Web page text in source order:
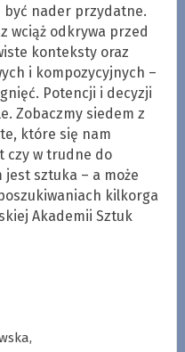
być nader przydatne.
wciąż odkrywa przed
konteksty oraz
i kompozycyjnych –
Potencji i decyzji
Zobaczmy siedem z
które się nam
czy w trudne do
sztuka – a może
kilkorga
Akademii Sztuk